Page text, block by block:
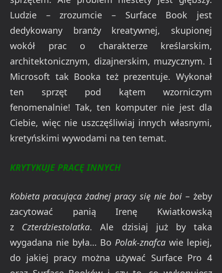
Ludzie – zrozumcie – Surface Book jest
dedykowany branży kreatywnej, skupionej
wokół prac o charakterze kreślarskim,
architektonicznym, dizajnerskim, muzycznym. I
Microsoft tak Booka też prezentuje. Wykonał
ten sprzęt pod kątem wzorniczym
fenomenalnie! Tak, ten komputer nie jest dla
Ciebie, więc nie uszczęśliwiaj innych własnymi,
kretyńskimi wywodami na ten temat.
KRYTYKUJE PRACĘ INNYCH
Kobieta pracująca żadnej pracy się nie boi– żeby
zacytować panią Irenę Kwiatkowską
z Czterdziestolatka. Ale dzisiaj już by taka
wygadana nie była… Bo Polak-znafca wie lepiej,
do jakiej pracy można używać Surface Pro 4